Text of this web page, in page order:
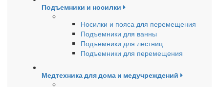
Подъемники и носилки
Носилки и пояса для перемещения
Подъемники для ванны
Подъемники для лестниц
Подъемники для перемещения
Медтехника для дома и медучреждений